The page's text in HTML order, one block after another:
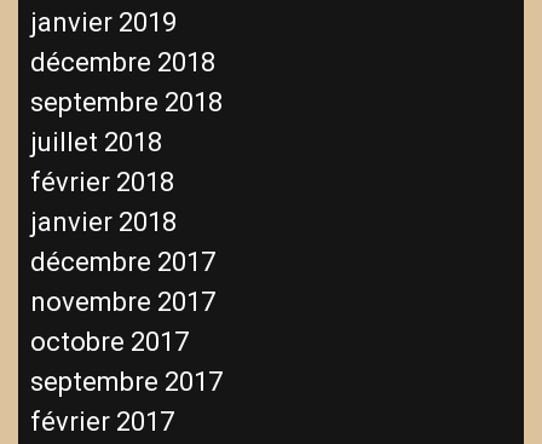
janvier 2019
décembre 2018
septembre 2018
juillet 2018
février 2018
janvier 2018
décembre 2017
novembre 2017
octobre 2017
septembre 2017
février 2017